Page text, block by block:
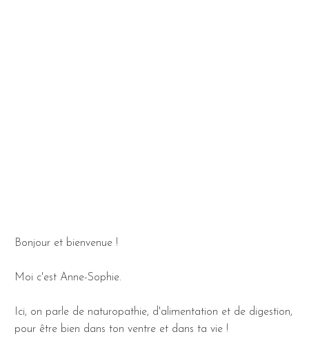
Bonjour et bienvenue !
Moi c'est Anne-Sophie.
Ici, on parle de naturopathie, d'alimentation et de digestion,
pour être bien dans ton ventre et dans ta vie !